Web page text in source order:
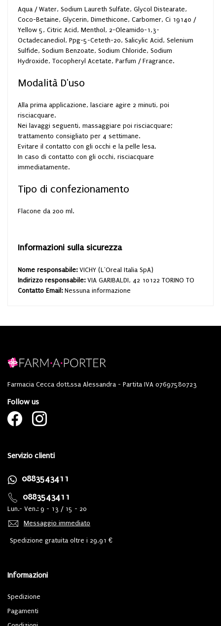
Aqua / Water, Sodium Laureth Sulfate, Glycol Distearate,
Coco-Betaine, Glycerin, Dimethicone, Carbomer, Ci 19140 /
Yellow 5, Citric Acid, Menthol, 2-Oleamido-1,3-
Octadecanediol, Ppg-5-Ceteth-20, Salicylic Acid, Selenium
Sulfide, Sodium Benzoate, Sodium Chloride, Sodium
Hydroxide, Tocopheryl Acetate, Parfum / Fragrance.
Modalità D'uso
Alla prima applicazione, lasciare agire 2 minuti, poi
risciacquare.
Nei lavaggi seguenti, massaggiare poi risciacquare;
trattamento consigliato per 4 settimane.
Evitare il contatto con gli occhi e la pelle lesa.
In caso di contatto con gli occhi, risciacquare
immediatamente.
Tipo di confezionamento
Flacone da 200 ml.
Informazioni sulla sicurezza
Nome responsabile: VICHY (L'Oreal Italia SpA)
Indirizzo responsabile: VIA GARIBALDI, 42 10122 TORINO TO
Contatto Email: Nessuna informazione
Farmacia Cecca dott.ssa Alessandra - Partita IVA 07697580723
Follow us
Servizio clienti
0883543411
0883543411
Lun.- Ven.: 9 - 13 / 15 - 20
Messaggio immediato
Spedizione gratuita oltre i 29,91 €
Informazioni
Spedizione
Pagamenti